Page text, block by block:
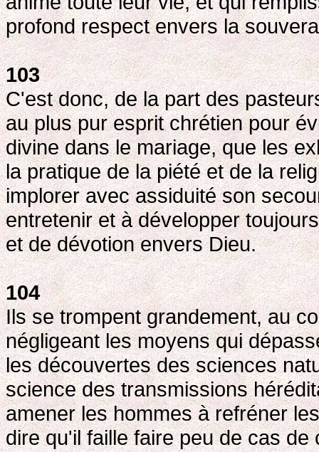
profond respect envers la
103
C'est donc, de la part des
au plus pur esprit chrétien pour
divine dans le mariage, que les
la pratique de la piété et de la
implorer avec assiduité son
entretenir et à développer
et de dévotion envers Dieu.
104
Ils se trompent grandement, au
négligeant les moyens qui
les découvertes des sciences
science des transmissions
amener les hommes à refréner
dire qu'il faille faire peu de cas